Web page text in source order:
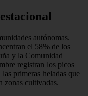
autónomas.
el 58% de los
y la Comunidad
registran los picos
primeras heladas que
zonas cultivadas.